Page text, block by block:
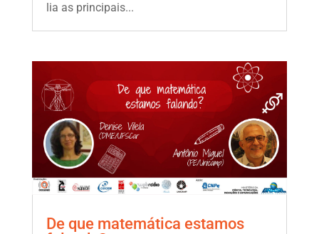
lia as principais...
De que matemática estamos